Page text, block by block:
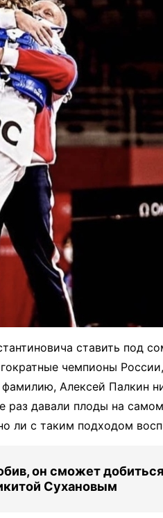
ставить под
чемпионы
Алексей Палкин
раз давали плоды на
ли с таким подходом
он сможет добиться
Сухановым